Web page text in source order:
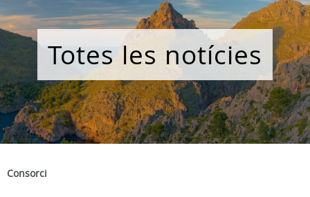
Totes les notícies
Consorci